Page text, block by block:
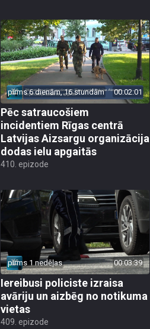
pirms 6 dienām, 16 stundām 00:02:01
Pēc satraucošiem
incidentiem Rīgas centrā
Latvijas Aizsargu organizācija
dodas ielu apgaitās
410. epizode
pirms 1 nedēļas 00:03:39
Iereibusi policiste izraisa
avāriju un aizbēg no notikuma
vietas
409. epizode